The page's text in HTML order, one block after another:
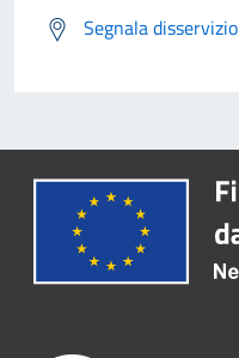
Segnala disservizio